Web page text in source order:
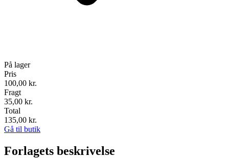
På lager
Pris
100,00 kr.
Fragt
35,00 kr.
Total
135,00 kr.
Gå til butik
Forlagets beskrivelse